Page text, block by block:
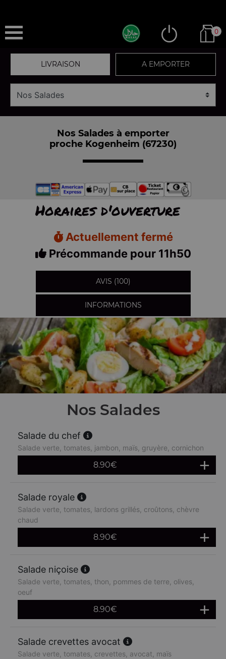
0
LIVRAISON A EMPORTER
Nos Salades à emporter
proche Kogenheim (67230)
Horaires d'ouverture
Actuellement fermé
Précommande pour 11h50
AVIS (100)
INFORMATIONS
Nos Salades
Salade du chef
Salade verte, tomates, jambon, maïs, gruyère, cornichon
8.90€
Salade royale
Salade verte, tomates, lardons grillés, croûtons, chèvre
chaud
8.90€
Salade niçoise
Salade verte, tomates, thon, pommes de terre, olives,
oeuf
8.90€
Salade crevettes avocat
Salade verte, tomates, crevettes, avocat, maïs